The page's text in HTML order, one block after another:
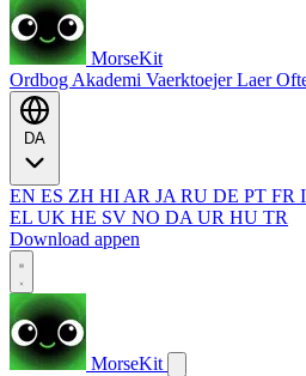
MorseKit
Ordbog Akademi VaerktoejerLaer
EN ES ZH HI AR JA RU DE PT FR
EL UK HE SV NO DA UR HU TR
Download appen
MorseKit